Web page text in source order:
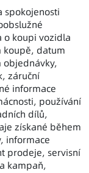
spokojenosti
o koupi vozidla
koupě, datum
objednávky,
záruční
informace
používání
dílů,
získané během
informace
prodeje, servisní
kampaň,